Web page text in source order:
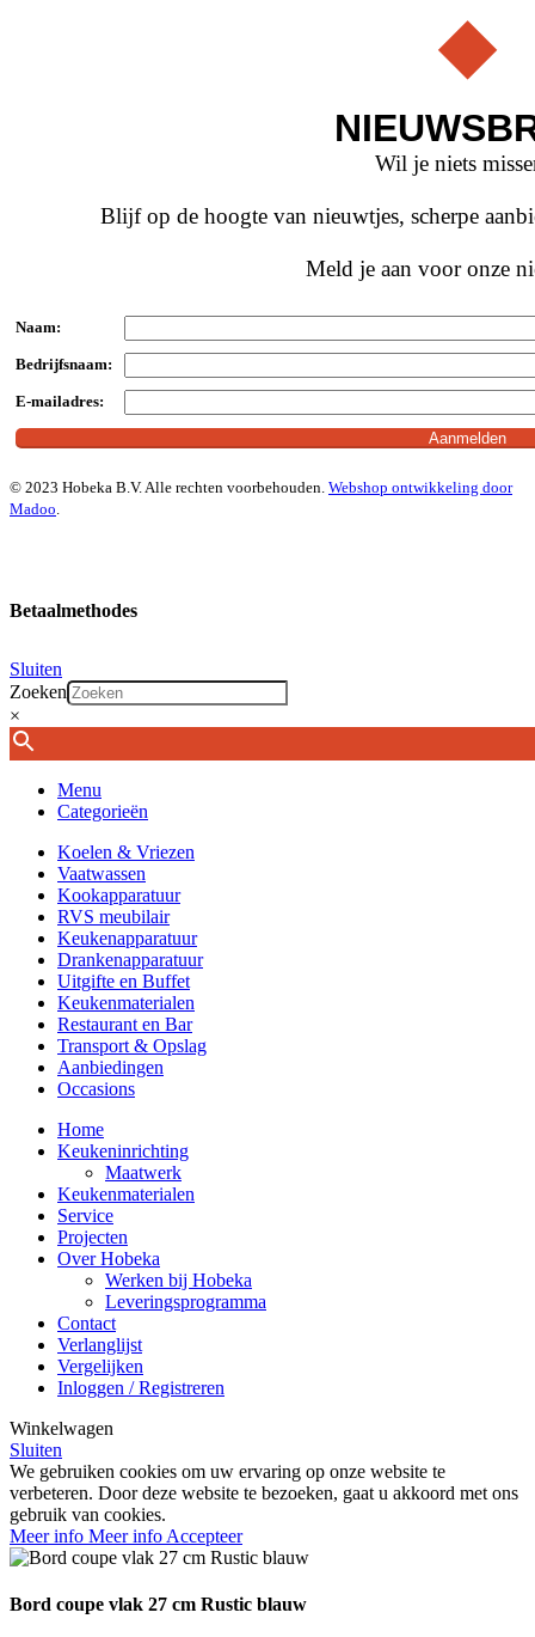
Wil je niets
Blijf op de hoogte van nieuwtjes, scherpe
Meld je aan voor onze
Naam:
Bedrijfsnaam:
E-mailadres:
© 2023 Hobeka B.V. Alle rechten voorbehouden. Webshop ontwikkeling door
Madoo.
Betaalmethodes
Sluiten
Zoeken
×
Menu
Categorieën
Koelen & Vriezen
Vaatwassen
Kookapparatuur
RVS meubilair
Keukenapparatuur
Drankenapparatuur
Uitgifte en Buffet
Keukenmaterialen
Restaurant en Bar
Transport & Opslag
Aanbiedingen
Occasions
Home
Keukeninrichting
Maatwerk
Keukenmaterialen
Service
Projecten
Over Hobeka
Werken bij Hobeka
Leveringsprogramma
Contact
Verlanglijst
Vergelijken
Inloggen / Registreren
Winkelwagen
Sluiten
We gebruiken cookies om uw ervaring op onze website te
verbeteren. Door deze website te bezoeken, gaat u akkoord met ons
gebruik van cookies.
Meer info Meer info Accepteer
Bord coupe vlak 27 cm Rustic blauw